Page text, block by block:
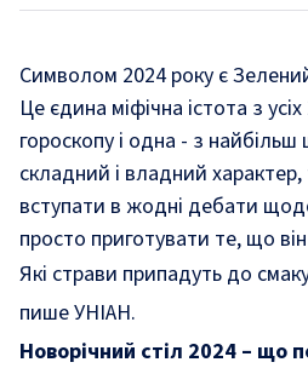
Символом 2024 року є
Це єдина міфічна істота з
гороскопу і одна - з
складний і владний
вступати в жодні дебати
просто приготувати те, що
Які страви припадуть до
пише УНІАН.
Новорічний стіл 2024 – що